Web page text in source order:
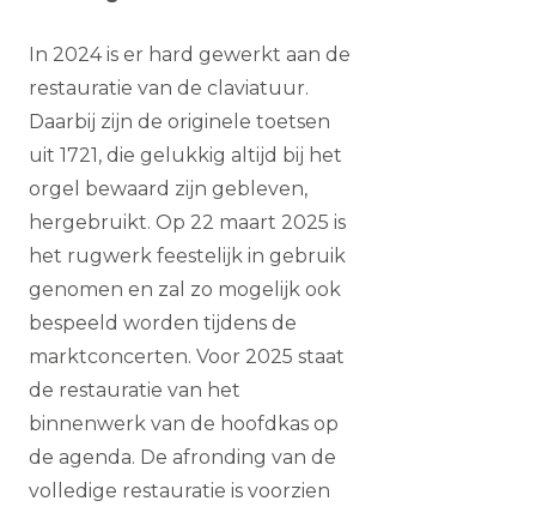
In 2024 is er hard gewerkt aan de
restauratie van de claviatuur.
Daarbij zijn de originele toetsen
uit 1721, die gelukkig altijd bij het
orgel bewaard zijn gebleven,
hergebruikt. Op 22 maart 2025 is
het rugwerk feestelijk in gebruik
genomen en zal zo mogelijk ook
bespeeld worden tijdens de
marktconcerten. Voor 2025 staat
de restauratie van het
binnenwerk van de hoofdkas op
de agenda. De afronding van de
volledige restauratie is voorzien